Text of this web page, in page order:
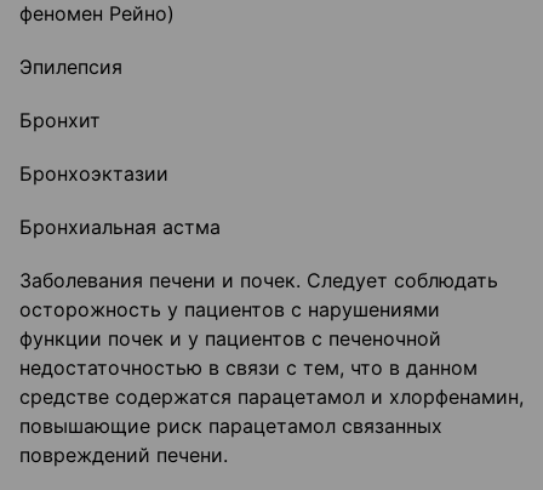
феномен Рейно)
Эпилепсия
Бронхит
Бронхоэктазии
Бронхиальная астма
Заболевания печени и почек. Следует соблюдать
осторожность у пациентов с нарушениями
функции почек и у пациентов с печеночной
недостаточностью в связи с тем, что в данном
средстве содержатся парацетамол и хлорфенамин,
повышающие риск парацетамол связанных
повреждений печени.